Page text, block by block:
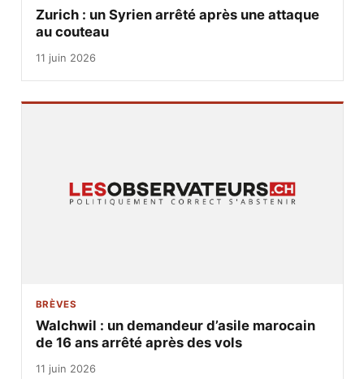
Zurich : un Syrien arrêté après une attaque
au couteau
11 juin 2026
BRÈVES
Walchwil : un demandeur d’asile marocain
de 16 ans arrêté après des vols
11 juin 2026